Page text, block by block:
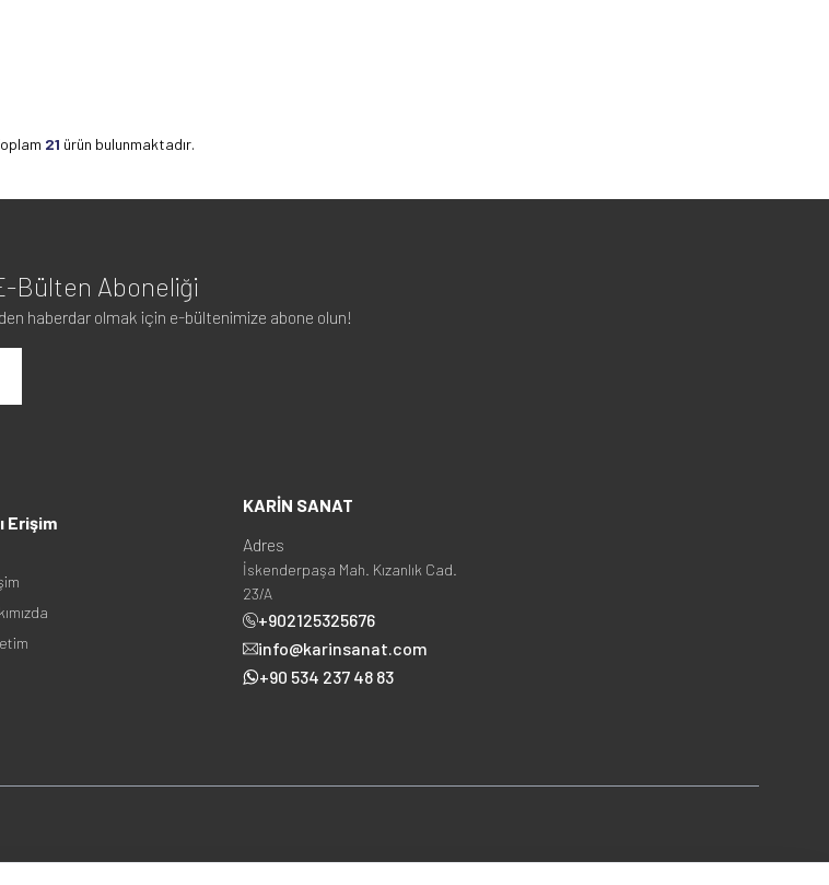
21 ürün bulunmaktadır.
Bülten Aboneliği
haberdar olmak için e-bültenimize abone olun!
Erişim
KARİN SANAT
Adres
İskenderpaşa Mah. Kızanlık Cad.
23/A
+902125325676
info@karinsanat.com
+90 534 237 48 83